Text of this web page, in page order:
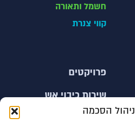
ניהול הסכמה
חשמל ותאורה
קווי צנרת
פרויקטים
שירות כיבוי אש
עובדים זרים